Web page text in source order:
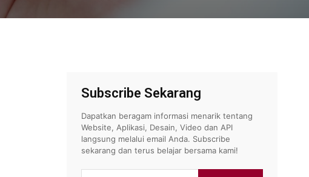
Subscribe Sekarang
Dapatkan beragam informasi menarik tentang
Website, Aplikasi, Desain, Video dan API
langsung melalui email Anda. Subscribe
sekarang dan terus belajar bersama kami!